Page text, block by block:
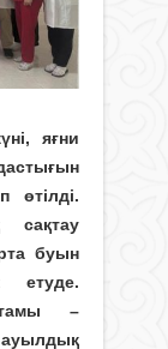
яғни
өтілді.
сақтау
буын
етуде.
–